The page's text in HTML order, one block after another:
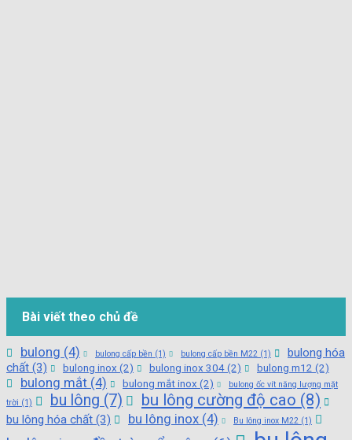
Bài viết theo chủ đề
bulong (4) bulong cấp bền (1) bulong cấp bền M22 (1)
bulong hóa
chất (3) bulong inox (2) bulong inox 304 (2) bulong m12 (2)
bulong mắt (4) bulong mắt inox (2)
bulong ốc vít năng lượng mặt
trời (1) bu lông (7) bu lông cường độ cao (8)
bu lông hóa chất (3) bu lông inox (4) Bu lông inox M22 (1)